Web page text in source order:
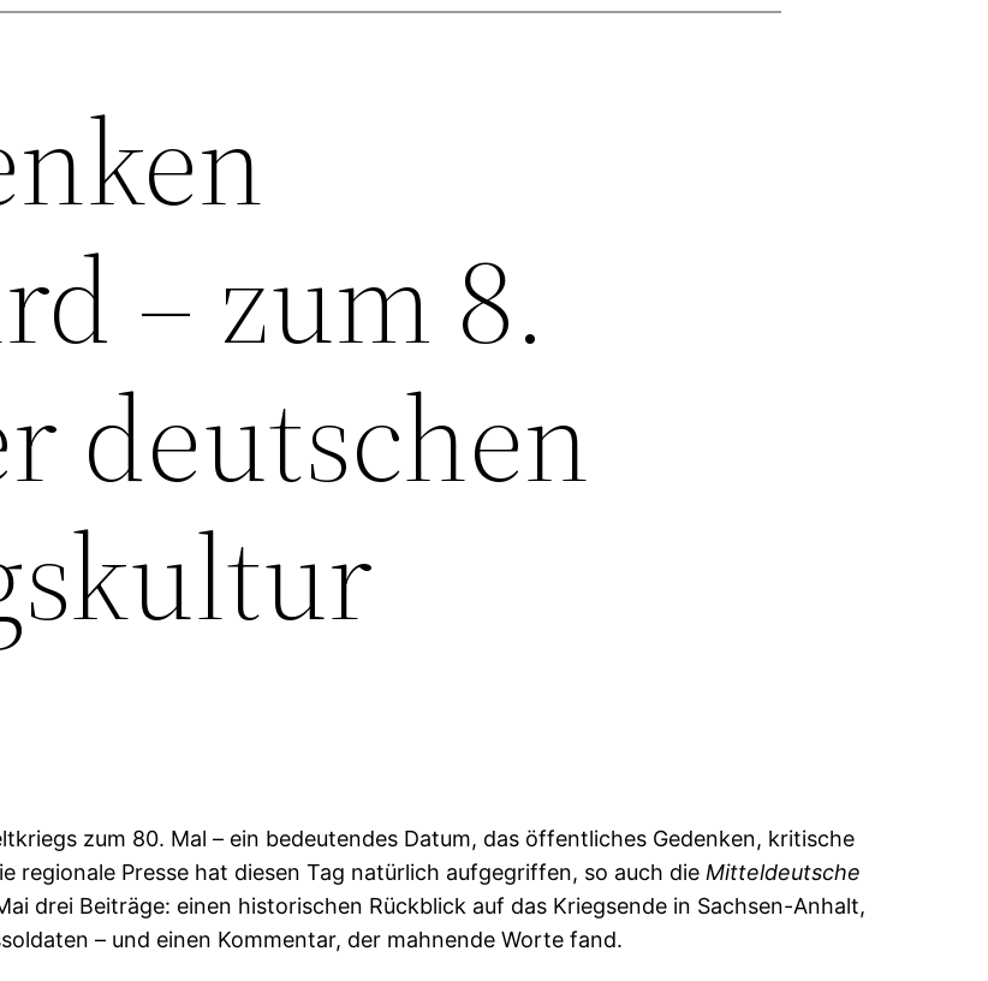
– zum 8.
deutschen
zum 80. Mal – ein bedeutendes Datum, das öffentliches Gedenken, kritische
regionale Presse hat diesen Tag natürlich aufgegriffen, so auch die Mitteldeutsche
drei Beiträge: einen historischen Rückblick auf das Kriegsende in Sachsen-Anhalt,
– und einen Kommentar, der mahnende Worte fand.